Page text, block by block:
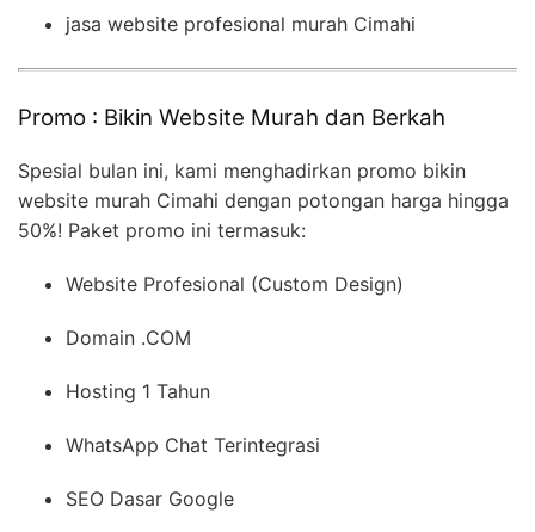
jasa website profesional murah Cimahi
Promo : Bikin Website Murah dan Berkah
Spesial bulan ini, kami menghadirkan promo bikin
website murah Cimahi dengan potongan harga hingga
50%! Paket promo ini termasuk:
Website Profesional (Custom Design)
Domain .COM
Hosting 1 Tahun
WhatsApp Chat Terintegrasi
SEO Dasar Google